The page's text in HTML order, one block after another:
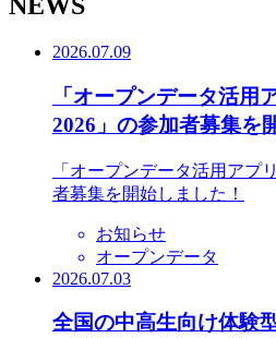
NEWS
2026.07.09
「オープンデータ活用
2026」の参加者募集を
「オープンデータ活用アプ
者募集を開始しました！
お知らせ
オープンデータ
2026.07.03
全国の中高生向け体験